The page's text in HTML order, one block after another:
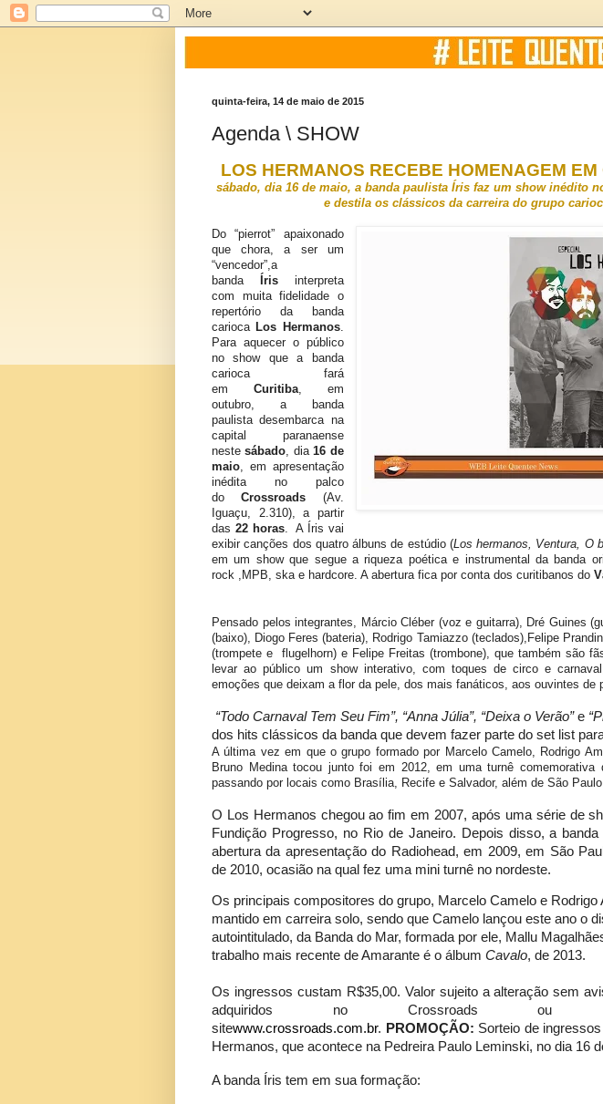
quinta-feira, 14 de maio de 2015
Agenda \ SHOW
LOS HERMANOS RECEBE HOMENAGEM EM
sábado, dia 16 de maio, a banda paulista Íris faz um show inédito
e destila os clássicos da carreira do grupo
Do “pierrot” apaixonado
que chora, a ser um
“vencedor”,a
banda Írisinterpreta
com muita fidelidade o
repertório da banda
cariocaLos Hermanos.
Para aquecer o público
no show que a banda
carioca fará
em Curitiba, em
outubro, a banda
paulista desembarca na
capital paranaense
nestesábado , dia 16 de
maio , em apresentação
inédita no palco
doCrossroads (Av.
Iguaçu, 2.310), a partir
das 22 horas. A Íris vai
exibir canções dos quatro álbuns de estúdio (Los hermanos, Ventura, O
em um show que segue a riqueza poética e instrumental da banda
rock
,MPB, ska e hardcore. A abertura fica por conta dos curitibanos do
Pensado pelos integrantes, Márcio Cléber (voz e guitarra), Dré Guines
(baixo), Diogo Feres (bateria), Rodrigo Tamiazzo (teclados),Felipe
(trompete e flugelhorn) e Felipe Freitas (trombone), que também são
levar ao público um show interativo, com toques de circo e
emoções que deixam a flor da pele, dos mais fanáticos, aos ouvintes de
“Todo Carnaval Tem Seu Fim”, “Anna Júlia”, “Deixa o Verão”e
dos hits clássicos da banda que devem fazer parte do set list
A última vez em que o grupo formado por Marcelo Camelo, Rodrigo
Bruno Medina tocou junto foi em 2012, em uma turnê comemorativa
passando por locais como Brasília, Recife e Salvador, além de São Paulo
O Los Hermanos chegou ao fim em 2007, após uma série de
Fundição Progresso, no Rio de Janeiro. Depois disso, a
abertura da apresentação do Radiohead, em 2009, em São
de 2010, ocasião na qual fez uma mini turnê no nordeste.
Os principais compositores do grupo, Marcelo Camelo e Rodrigo
mantido em carreira solo, sendo que Camelo lançou este ano o
autointitulado, da Banda do Mar, formada por ele, Mallu
trabalho mais recente de Amarante é o álbum Cavalo, de 2013.
Os ingressos custam R$35,00. Valor sujeito a alteração sem
adquiridos no Crossroads ou
sitewww.crossroads.com.br. PROMOÇÃO: Sorteio de
Hermanos, que acontece na Pedreira Paulo Leminski, no dia 16
A banda Íris tem em sua formação: